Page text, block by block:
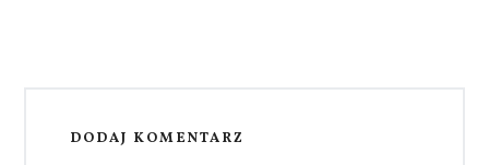
DODAJ KOMENTARZ